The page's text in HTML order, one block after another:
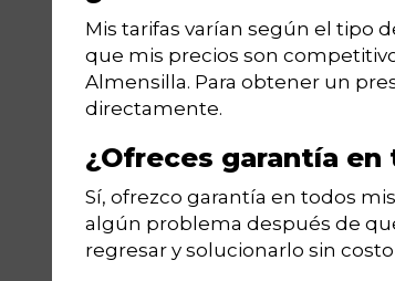
Mis tarifas varían según el tipo
que mis precios son
Almensilla. Para obtener un
directamente.
¿Ofreces garantía
Sí, ofrezco garantía en todos
algún problema después de
regresar y solucionarlo sin